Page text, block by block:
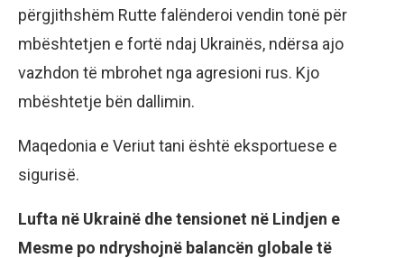
përgjithshëm Rutte falënderoi vendin tonë për
mbështetjen e fortë ndaj Ukrainës, ndërsa ajo
vazhdon të mbrohet nga agresioni rus. Kjo
mbështetje bën dallimin.
Maqedonia e Veriut tani është eksportuese e
sigurisë.
Lufta në Ukrainë dhe tensionet në Lindjen e
Mesme po ndryshojnë balancën globale të